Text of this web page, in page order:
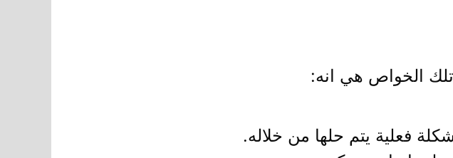
الخواص هي انه:
فعلية يتم حلها من خلاله.